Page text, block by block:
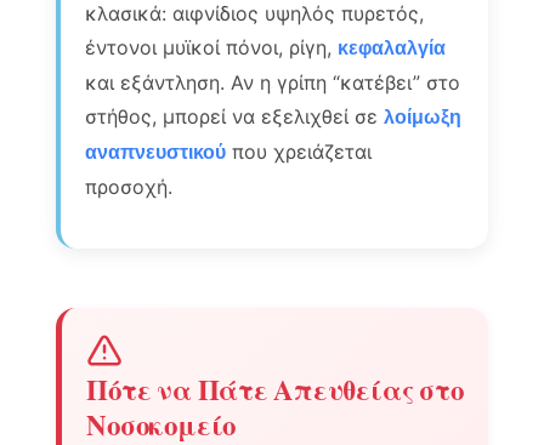
κλασικά: αιφνίδιος υψηλός πυρετός,
έντονοι μυϊκοί πόνοι, ρίγη, κεφαλαλγία
και εξάντληση. Αν η γρίπη “κατέβει” στο
στήθος, μπορεί να εξελιχθεί σελοίμωξη
αναπνευστικού που χρειάζεται
προσοχή.
Πότε να Πάτε Απευθείας στο
Νοσοκομείο